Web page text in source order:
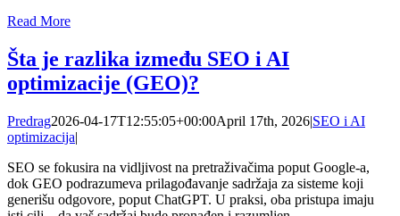
Read More
Šta je razlika između SEO i AI
optimizacije (GEO)?
Predrag2026-04-17T12:55:05+00:00April 17th, 2026|SEO i AI
optimizacija|
SEO se fokusira na vidljivost na pretraživačima poput Google-a,
dok GEO podrazumeva prilagođavanje sadržaja za sisteme koji
generišu odgovore, poput ChatGPT. U praksi, oba pristupa imaju